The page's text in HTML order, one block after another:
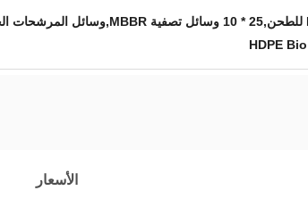
الأسعار